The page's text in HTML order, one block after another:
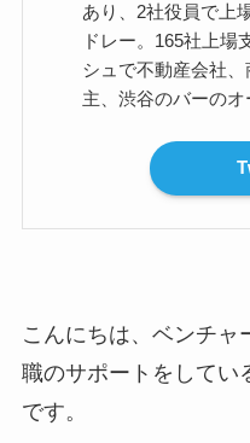
あり、2社役員で上
ドレー。165社上場
シュで不動産会社
主、渋谷のバーのオ
こんにちは、ベンチャ
職のサポートをしてい
です。